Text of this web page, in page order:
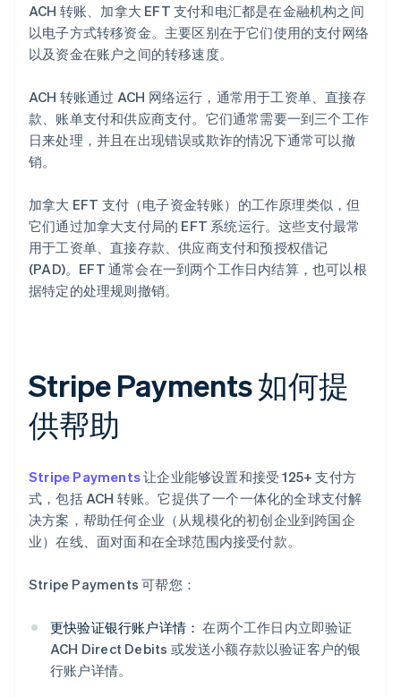
ACH 转账、加拿大 EFT 支付和电汇都是在金融机构之间
以电子方式转移资金。主要区别在于它们使用的支付网络
以及资金在账户之间的转移速度。
ACH 转账通过 ACH 网络运行，通常用于工资单、直接存
款、账单支付和供应商支付。它们通常需要一到三个工作
日来处理，并且在出现错误或欺诈的情况下通常可以撤
销。
加拿大 EFT 支付（电子资金转账）的工作原理类似，但
它们通过加拿大支付局的 EFT 系统运行。这些支付最常
用于工资单、直接存款、供应商支付和预授权借记
(PAD)。EFT 通常会在一到两个工作日内结算，也可以根
据特定的处理规则撤销。
Stripe Payments 如何提
供帮助
Stripe Payments让企业能够设置和接受 125+ 支付方
式，包括 ACH 转账。它提供了一个一体化的全球支付解
决方案，帮助任何企业（从规模化的初创企业到跨国企
业）在线、面对面和在全球范围内接受付款。
Stripe Payments 可帮您：
更快验证银行账户详情： 在两个工作日内立即验证
ACH Direct Debits 或发送小额存款以验证客户的银
行账户详情。